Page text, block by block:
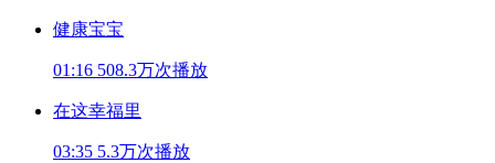
健康宝宝
01:16 508.3万次播放
在这幸福里
03:35 5.3万次播放